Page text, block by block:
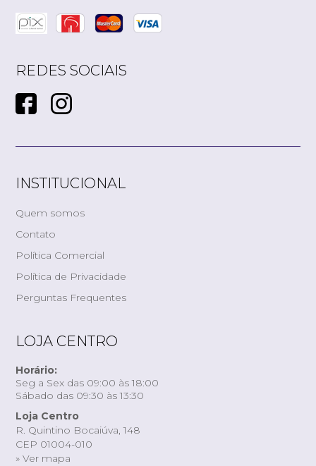
REDES SOCIAIS
INSTITUCIONAL
Quem somos
Contato
Política Comercial
Política de Privacidade
Perguntas Frequentes
LOJA CENTRO
Horário:
Seg a Sex das 09:00 às 18:00
Sábado das 09:30 às 13:30
Loja Centro
R. Quintino Bocaiúva, 148
CEP 01004-010
» Ver mapa